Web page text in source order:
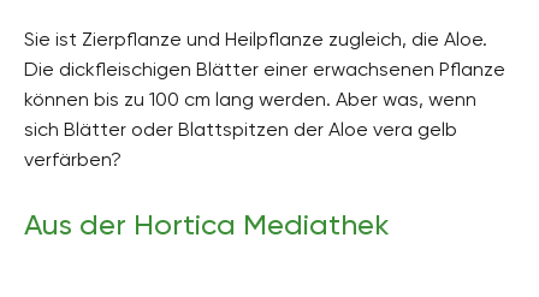
Sie ist Zierpflanze und Heilpflanze zugleich, die Aloe.
Die dickfleischigen Blätter einer erwachsenen Pflanze
können bis zu 100 cm lang werden. Aber was, wenn
sich Blätter oder Blattspitzen der Aloe vera gelb
verfärben?
Aus der Hortica Mediathek